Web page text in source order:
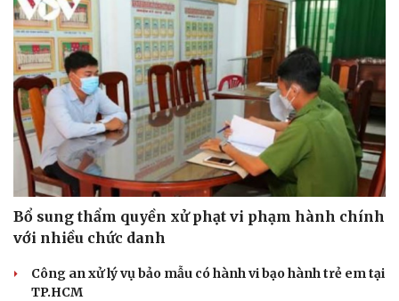
Bổ sung thẩm quyền xử phạt vi phạm hành chính
với nhiều chức danh
Công an xử lý vụ bảo mẫu có hành vi bạo hành trẻ em tại
TP.HCM